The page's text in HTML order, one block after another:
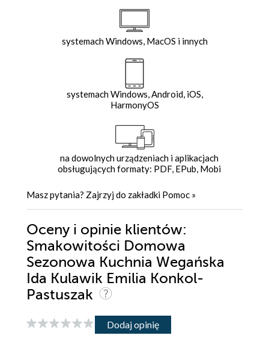
systemach Windows, MacOS i innych
systemach Windows, Android, iOS,
HarmonyOS
na dowolnych urządzeniach i aplikacjach
obsługujących formaty: PDF, EPub, Mobi
Masz pytania? Zajrzyj do zakładki Pomoc »
Oceny i opinie klientów:
Smakowitości Domowa
Sezonowa Kuchnia Wegańska
Ida Kulawik Emilia Konkol-
Pastuszak
Dodaj opinię